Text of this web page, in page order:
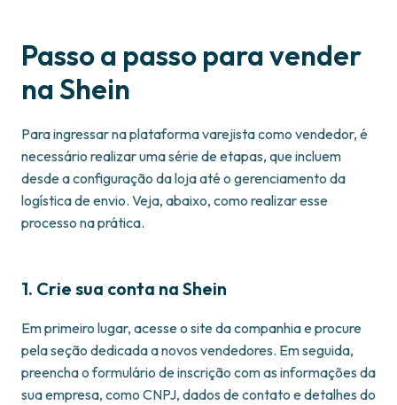
Passo a passo para vender
na Shein
Para ingressar na plataforma varejista como vendedor, é
necessário realizar uma série de etapas, que incluem
desde a configuração da loja até o gerenciamento da
logística de envio. Veja, abaixo, como realizar esse
processo na prática.
1. Crie sua conta na Shein
Em primeiro lugar, acesse o site da companhia e procure
pela seção dedicada a novos vendedores. Em seguida,
preencha o formulário de inscrição com as informações da
sua empresa, como CNPJ, dados de contato e detalhes do